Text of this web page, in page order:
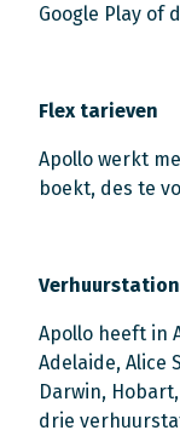
Google Play of
Flex tarieven
Apollo werkt
boekt, des te
Apollo heeft in
Adelaide, Alice
Darwin,
drie